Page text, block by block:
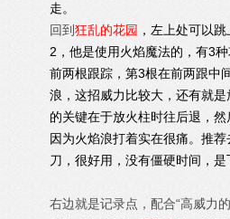
走。
回到 狂乱的花园 ，左上处可以
2，他是使用火焰魔法的，有3
前两根跟踪，第3根在前两跟中
浪，这招威力比较大，还有就
的关键在于放火柱时往后退，
因为火焰浪打着实在很痛。推
刀，很好用，没有僵硬时间，是
右边就是记录点，配合“高威力